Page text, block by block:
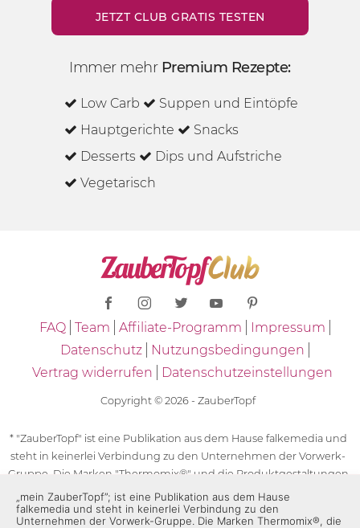
JETZT CLUB GRATIS TESTEN
Immer mehr Premium Rezepte:
Low Carb
Suppen und Eintöpfe
Hauptgerichte
Snacks
Desserts
Dips und Aufstriche
Vegetarisch
FAQ Team Affiliate-Programm
Impressum
Datenschutz
Nutzungsbedingungen
Vertrag widerrufen
Datenschutzeinstellungen
Copyright © 2026 - ZauberTopf
* "ZauberTopf" ist eine Publikation aus dem Hause falkemedia und
steht in keinerlei Verbindung zu den Unternehmen der Vorwerk-
Gruppe. Die Marken "Thermomix®" und die Produktgestaltungen
des "Thermomix®" sind eingetragene Marken der Unternehmen
der Vorwerk-Gruppe. Die Marken Thermomix®, die Zeichen TM5®,
„mein ZauberTopf”; ist eine Publikation aus dem Hause
falkemedia und steht in keinerlei Verbindung zu den
Unternehmen der Vorwerk-Gruppe. Die Marken Thermomix®, die